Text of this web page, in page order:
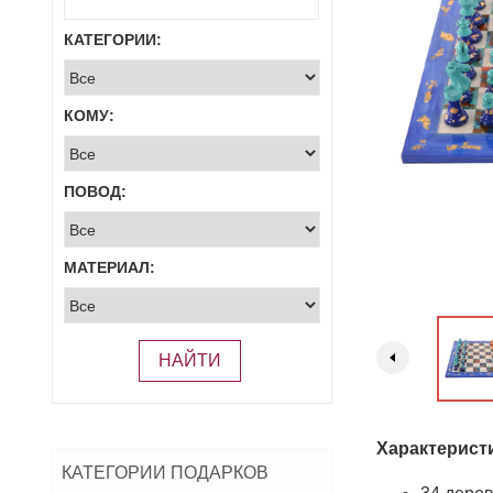
КАТЕГОРИИ:
КОМУ:
ПОВОД:
МАТЕРИАЛ:
НАЙТИ
КАТЕГОРИИ ПОДАРКОВ